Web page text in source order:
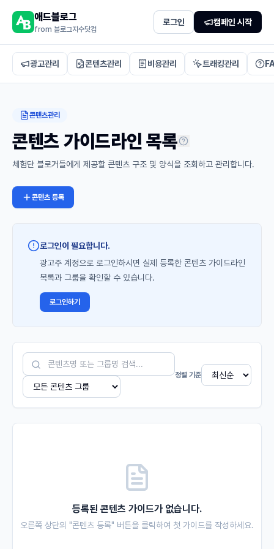
애드블로그
from 블로그지수닷컴
로그인 캠페인 시작
광고관리 콘텐츠관리 비용관리 트래킹관리
콘텐츠관리
콘텐츠 가이드라인 목록
체험단 블로거들에게 제공할 콘텐츠 구조 및 양식을 조회하고 관리합니다.
콘텐츠 등록
로그인이 필요합니다.
광고주 계정으로 로그인하시면 실제 등록한 콘텐츠 가이드라인
목록과 그룹을 확인할 수 있습니다.
로그인하기
정렬 기준
등록된 콘텐츠 가이드가 없습니다.
오른쪽 상단의 "콘텐츠 등록" 버튼을 클릭하여 첫 가이드를 작성하세요.